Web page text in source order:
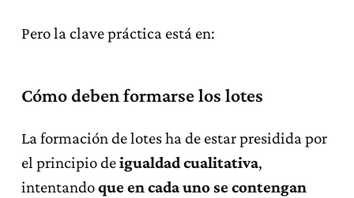
Pero la clave práctica está en:
Cómo deben formarse los lotes
La formación de lotes ha de estar presidida por
el principio deigualdad cualitativa,
intentandoque en cada uno se contengan